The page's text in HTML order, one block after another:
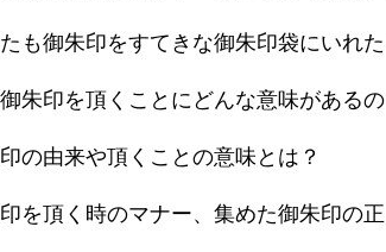
も御朱印をすてきな御朱印袋にいれ
朱印を頂くことにどんな意味があるの
の由来や頂くことの意味とは？
を頂く時のマナー、集めた御朱印の